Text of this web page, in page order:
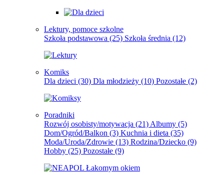
Lektury, pomoce szkolne
Szkoła podstawowa (25) Szkoła średnia (12)
Komiks
Dla dzieci (30) Dla młodzieży (10) Pozostałe (2)
Poradniki
Rozwój osobisty/motywacja (21) Albumy (5)
Dom/Ogród/Balkon (3) Kuchnia i dieta (35)
Moda/Uroda/Zdrowie (13) Rodzina/Dziecko (9)
Hobby (25) Pozostałe (9)